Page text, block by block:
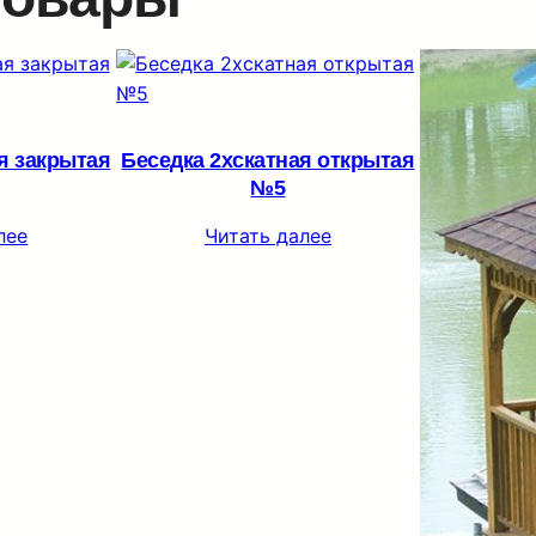
закрытая Беседка 2хскатная открытая
№5
Читать далее